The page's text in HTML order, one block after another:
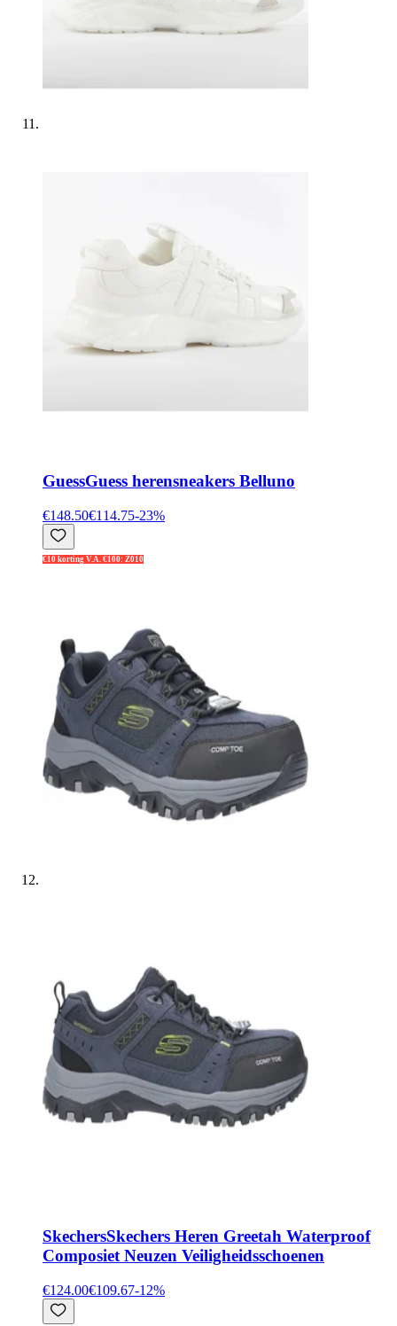
GuessGuess herensneakers Belluno
€148.50€114.75-23%
€10 korting V.A. €100: Z010
SkechersSkechers Heren Greetah Waterproof
Composiet Neuzen Veiligheidsschoenen
€124.00€109.67-12%